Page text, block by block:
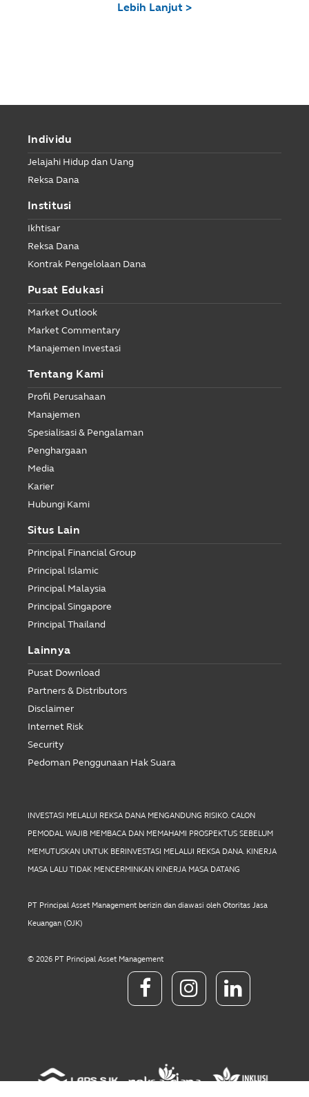
Lebih Lanjut >
Individu
Jelajahi Hidup dan Uang
Reksa Dana
Institusi
Ikhtisar
Reksa Dana
Kontrak Pengelolaan Dana
Pusat Edukasi
Market Outlook
Market Commentary
Manajemen Investasi
Tentang Kami
Profil Perusahaan
Manajemen
Spesialisasi & Pengalaman
Penghargaan
Media
Karier
Hubungi Kami
Situs Lain
Principal Financial Group
Principal Islamic
Principal Malaysia
Principal Singapore
Principal Thailand
Lainnya
Pusat Download
Partners & Distributors
Disclaimer
Internet Risk
Security
Pedoman Penggunaan Hak Suara
INVESTASI MELALUI REKSA DANA MENGANDUNG RISIKO. CALON
PEMODAL WAJIB MEMBACA DAN MEMAHAMI PROSPEKTUS SEBELUM
MEMUTUSKAN UNTUK BERINVESTASI MELALUI REKSA DANA. KINERJA
MASA LALU TIDAK MENCERMINKAN KINERJA MASA DATANG
PT Principal Asset Management berizin dan diawasi oleh Otoritas Jasa
Keuangan (OJK)
© 2026 PT Principal Asset Management